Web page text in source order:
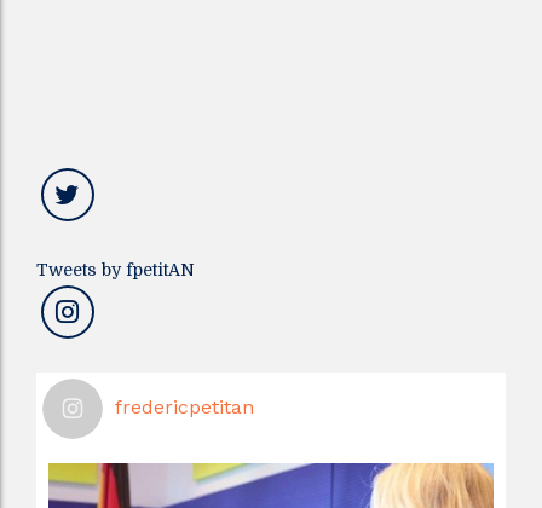
Tweets by fpetitAN
fredericpetitan